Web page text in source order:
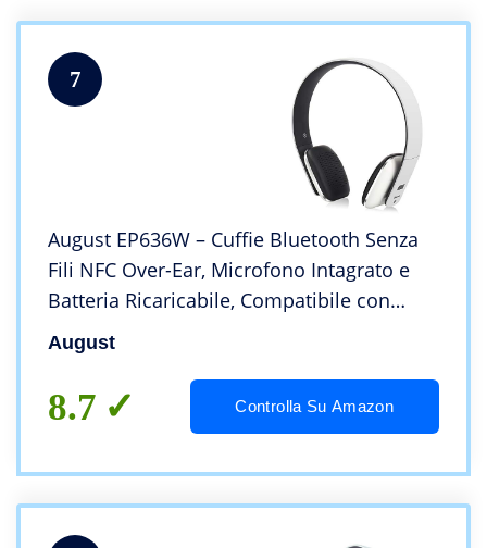
7
August EP636W – Cuffie Bluetooth Senza
Fili NFC Over-Ear, Microfono Intagrato e
Batteria Ricaricabile, Compatibile con
Smartphones, iPhone, iPad, PC, Tablet,
Telefonini – Bianco
August
8.7 Controlla Su Amazon